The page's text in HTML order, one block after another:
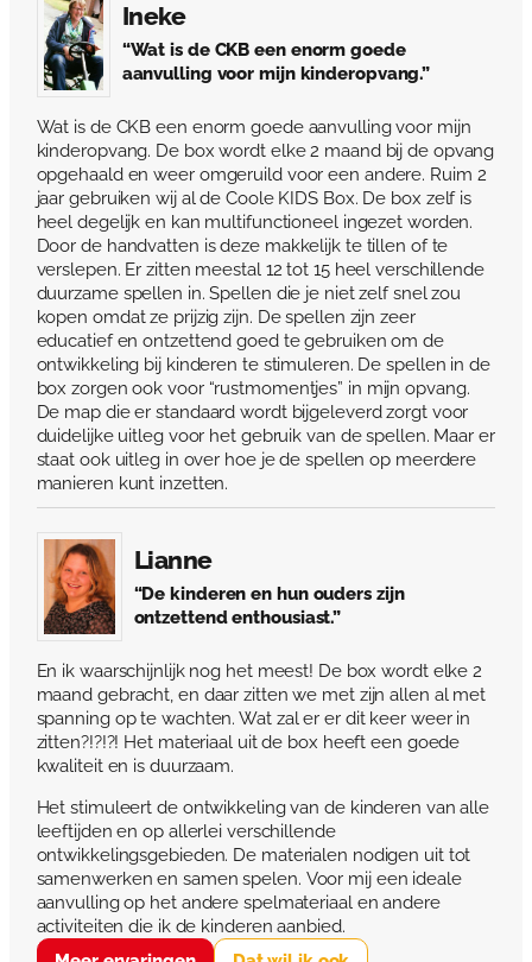
Ineke
“Wat is de CKB een enorm goede
aanvulling voor mijn kinderopvang.”
Wat is de CKB een enorm goede aanvulling voor mijn
kinderopvang. De box wordt elke 2 maand bij de opvang
opgehaald en weer omgeruild voor een andere. Ruim 2
jaar gebruiken wij al de Coole KIDS Box. De box zelf is
heel degelijk en kan multifunctioneel ingezet worden.
Door de handvatten is deze makkelijk te tillen of te
verslepen. Er zitten meestal 12 tot 15 heel verschillende
duurzame spellen in. Spellen die je niet zelf snel zou
kopen omdat ze prijzig zijn. De spellen zijn zeer
educatief en ontzettend goed te gebruiken om de
ontwikkeling bij kinderen te stimuleren. De spellen in de
box zorgen ook voor “rustmomentjes” in mijn opvang.
De map die er standaard wordt bijgeleverd zorgt voor
duidelijke uitleg voor het gebruik van de spellen. Maar er
staat ook uitleg in over hoe je de spellen op meerdere
manieren kunt inzetten.
Lianne
“De kinderen en hun ouders zijn
ontzettend enthousiast.”
En ik waarschijnlijk nog het meest! De box wordt elke 2
maand gebracht, en daar zitten we met zijn allen al met
spanning op te wachten. Wat zal er er dit keer weer in
zitten?!?!?! Het materiaal uit de box heeft een goede
kwaliteit en is duurzaam.
Het stimuleert de ontwikkeling van de kinderen van alle
leeftijden en op allerlei verschillende
ontwikkelingsgebieden. De materialen nodigen uit tot
samenwerken en samen spelen. Voor mij een ideale
aanvulling op het andere spelmateriaal en andere
activiteiten die ik de kinderen aanbied.